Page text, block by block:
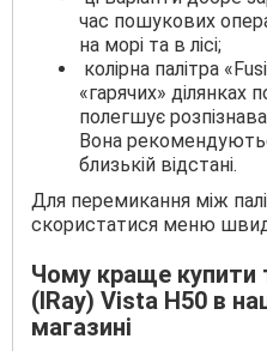
час пошукових
на морі та в лісі;
колірна палітра
«гарячих» ділянках
полегшує
Вона
близькій відстані.
Для перемикання між
скористатися меню
Чому краще купити
(IRay) Vista H50 в
магазині